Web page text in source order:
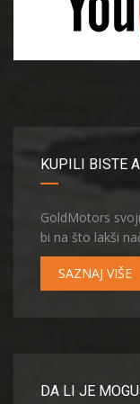
KUPILI BISTE
GoldMotors
bi na što lakši
SAZNAJ VIŠE
DA LI JE